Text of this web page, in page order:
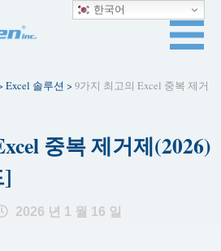
Excel 솔루션 >9가지 최고의 Excel 중복 제거
중복 제거제(2026)
2026 년 1 월 16 일
한국어